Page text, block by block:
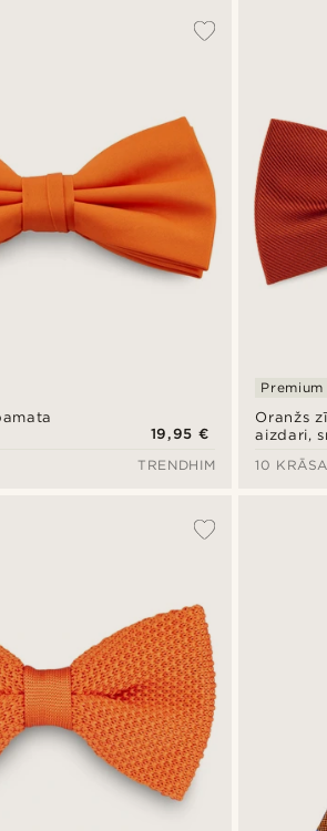
19,95 €
TRENDHIM
Oranžs
aizdari,
10